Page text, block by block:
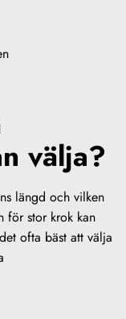
välja?
längd och vilken
för stor krok kan
ofta bäst att välja